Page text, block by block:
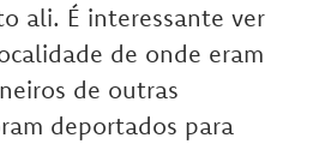
ali. É interessante ver
de onde eram
de outras
deportados para